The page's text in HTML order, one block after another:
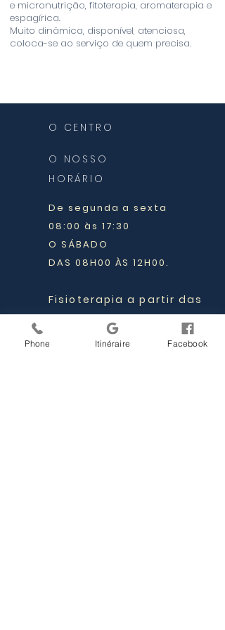
e micronutrição, fitoterapia, aromaterapia e
espagírica.
Muito dinâmica, disponível, atenciosa,
coloca-se ao serviço de quem precisa.
O CENTRO
Rue de la Madeleine 39
1800 Vevey
O NOSSO
HORÁRIO
De segunda a sexta
08:00 às 17:30
O SÁBADO
DAS 08H00 ÀS 12H00.
Fisioterapia a partir das
07h00.
Phone Itinéraire Facebook